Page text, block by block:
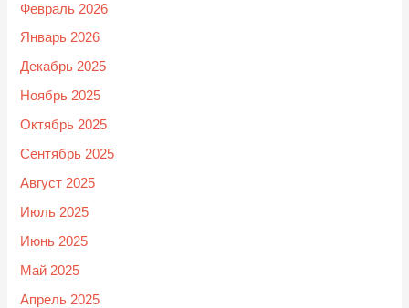
Февраль 2026
Январь 2026
Декабрь 2025
Ноябрь 2025
Октябрь 2025
Сентябрь 2025
Август 2025
Июль 2025
Июнь 2025
Май 2025
Апрель 2025